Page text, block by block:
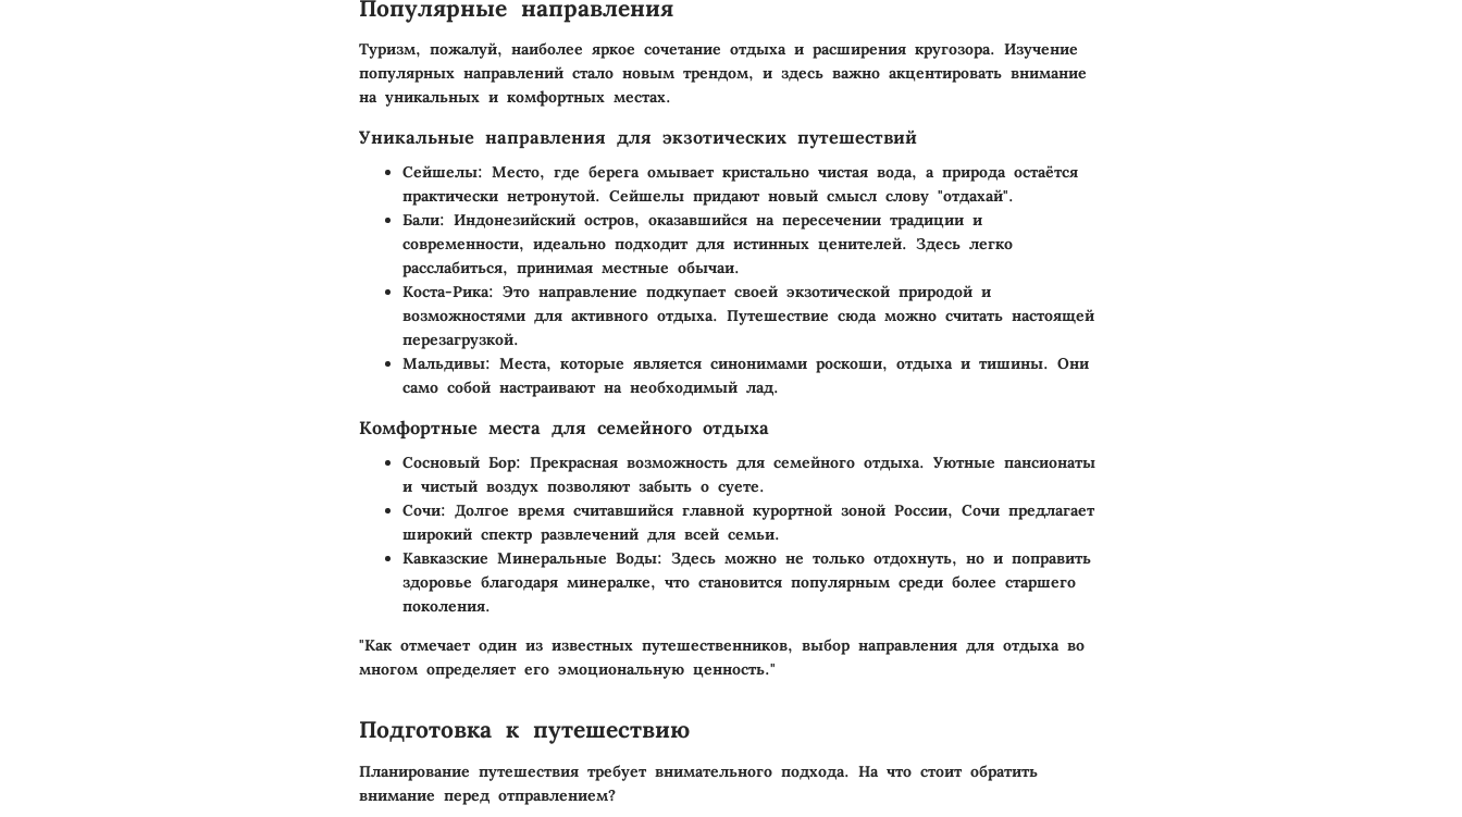
Популярные направления
Туризм, пожалуй, наиболее яркое сочетание отдыха и расширения кругозора. Изучение
популярных направлений стало новым трендом, и здесь важно акцентировать внимание
на уникальных и комфортных местах.
Уникальные направления для экзотических путешествий
Сейшелы: Место, где берега омывает кристально чистая вода, а природа остаётся
практически нетронутой. Сейшелы придают новый смысл слову "отдахай".
Бали: Индонезийский остров, оказавшийся на пересечении традиции и
современности, идеально подходит для истинных ценителей. Здесь легко
расслабиться, принимая местные обычаи.
Коста-Рика: Это направление подкупает своей экзотической природой и
возможностями для активного отдыха. Путешествие сюда можно считать настоящей
перезагрузкой.
Мальдивы: Места, которые является синонимами роскоши, отдыха и тишины. Они
само собой настраивают на необходимый лад.
Комфортные места для семейного отдыха
Сосновый Бор: Прекрасная возможность для семейного отдыха. Уютные пансионаты
и чистый воздух позволяют забыть о суете.
Сочи: Долгое время считавшийся главной курортной зоной России, Сочи предлагает
широкий спектр развлечений для всей семьи.
Кавказские Минеральные Воды: Здесь можно не только отдохнуть, но и поправить
здоровье благодаря минералке, что становится популярным среди более старшего
поколения.
"Как отмечает один из известных путешественников, выбор направления для отдыха во
многом определяет его эмоциональную ценность."
Подготовка к путешествию
Планирование путешествия требует внимательного подхода. На что стоит обратить
внимание перед отправлением?